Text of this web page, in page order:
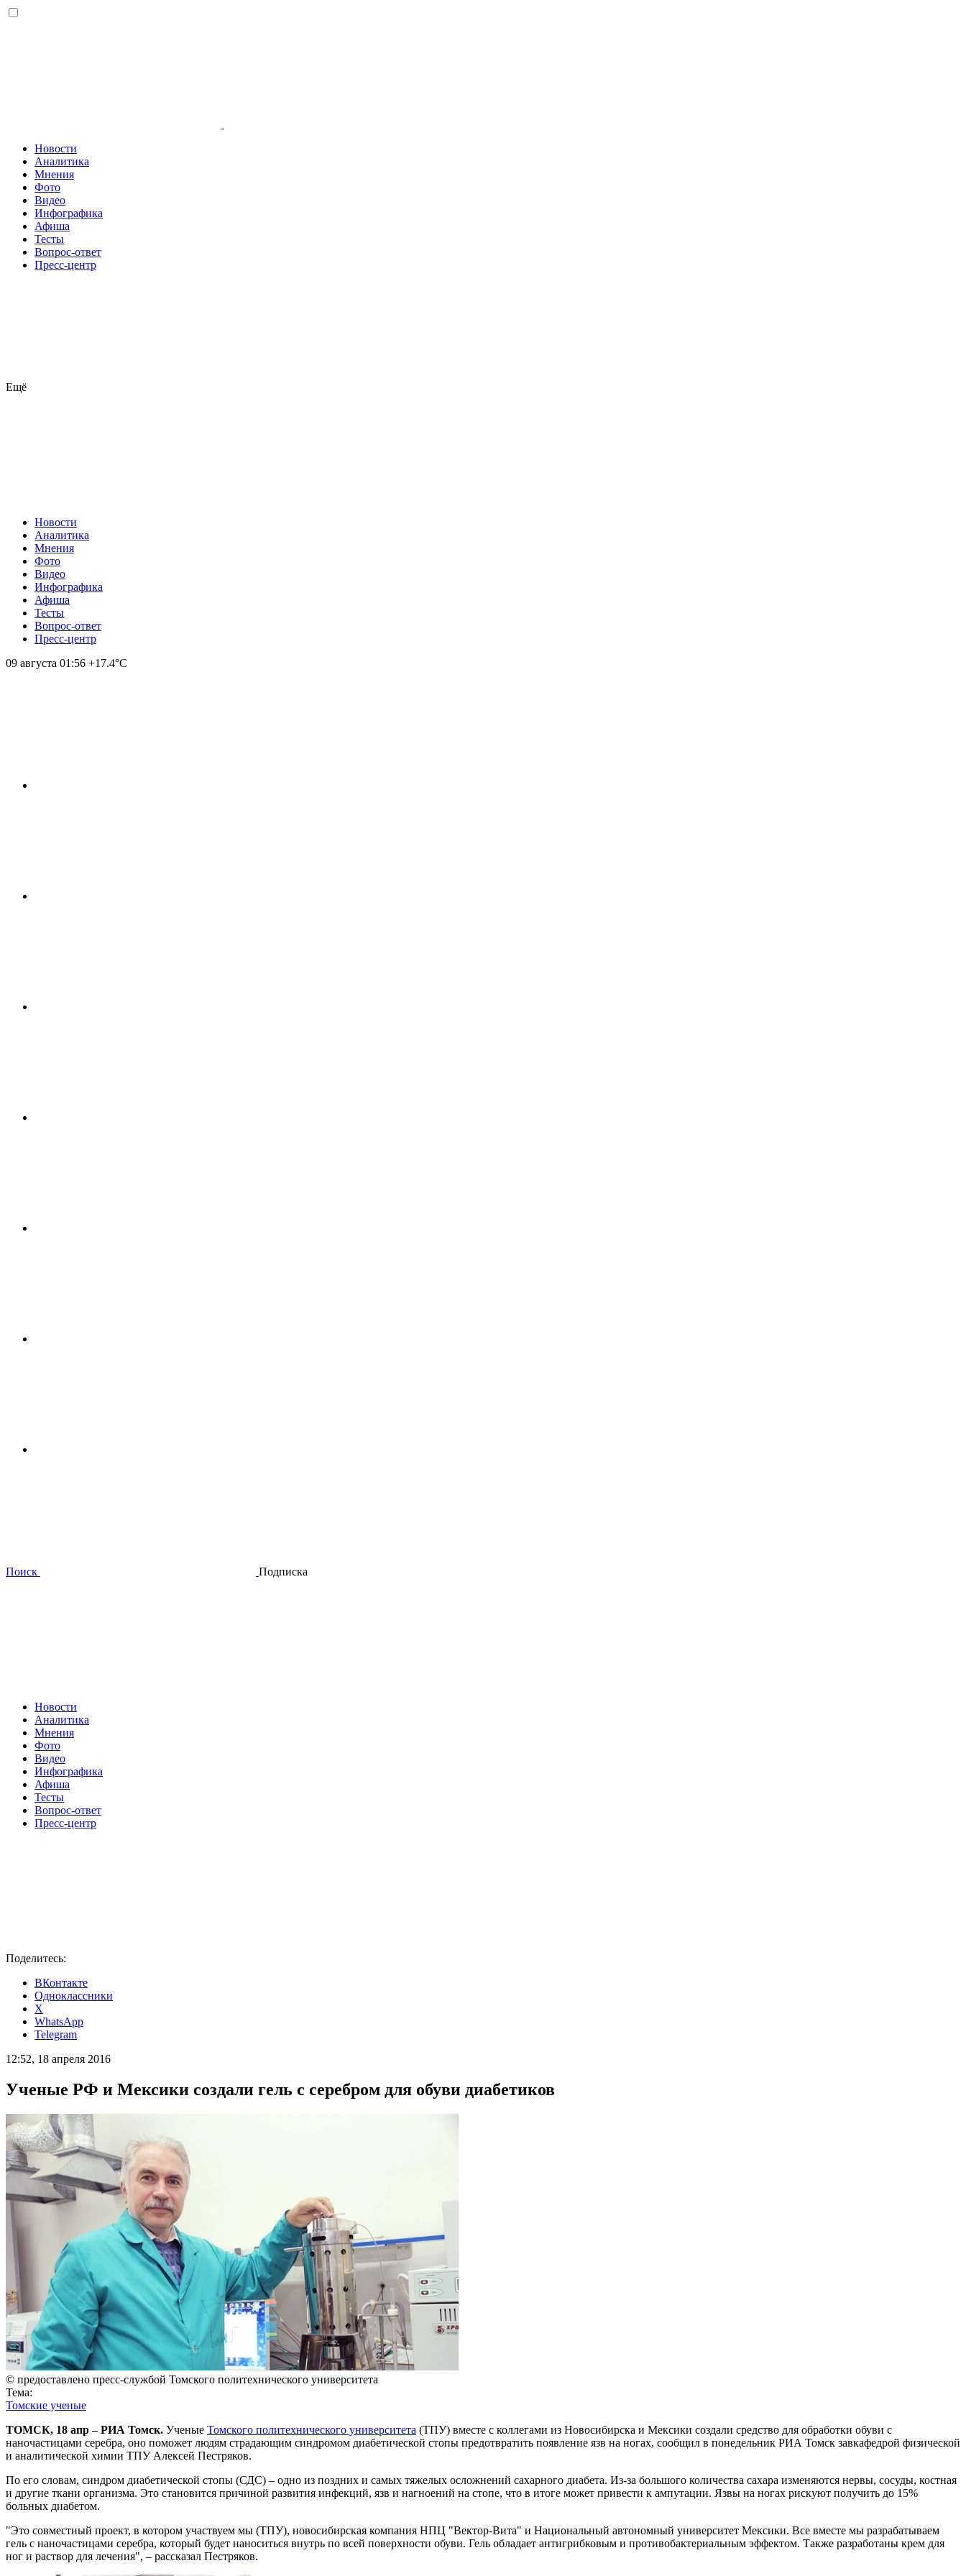
Новости
Аналитика
Мнения
Фото
Видео
Инфографика
Афиша
Тесты
Вопрос-ответ
Пресс-центр
Ещё
Новости
Аналитика
Мнения
Фото
Видео
Инфографика
Афиша
Тесты
Вопрос-ответ
Пресс-центр
09 августа 01:56 +17.4°С
Поиск Подписка
Новости
Аналитика
Мнения
Фото
Видео
Инфографика
Афиша
Тесты
Вопрос-ответ
Пресс-центр
Поделитесь:
ВКонтакте
Одноклассники
X
WhatsApp
Telegram
12:52, 18 апреля 2016
Ученые РФ и Мексики создали гель с серебром для обуви диабетиков
© предоставлено пресс-службой Томского политехнического университета
Тема:
Томские ученые
ТОМСК, 18 апр – РИА Томск. Ученые Томского политехнического университета (ТПУ) вместе с коллегами из Новосибирска и Мексики создали средство для обработки обуви с
наночастицами серебра, оно поможет людям страдающим синдромом диабетической стопы предотвратить появление язв на ногах, сообщил в понедельник РИА Томск завкафедрой физической
и аналитической химии ТПУ Алексей Пестряков.
По его словам, синдром диабетической стопы (СДС) – одно из поздних и самых тяжелых осложнений сахарного диабета. Из-за большого количества сахара изменяются нервы, сосуды, костная
и другие ткани организма. Это становится причиной развития инфекций, язв и нагноений на стопе, что в итоге может привести к ампутации. Язвы на ногах рискуют получить до 15%
больных диабетом.
"Это совместный проект, в котором участвуем мы (ТПУ), новосибирская компания НПЦ "Вектор-Вита" и Национальный автономный университет Мексики. Все вместе мы разрабатываем
гель с наночастицами серебра, который будет наноситься внутрь по всей поверхности обуви. Гель обладает антигрибковым и противобактериальным эффектом. Также разработаны крем для
ног и раствор для лечения", – рассказал Пестряков.